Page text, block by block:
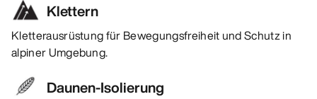
Klettern
Kletterausrüstung für Bewegungsfreiheit und Schutz in
alpiner Umgebung.
Daunen-Isolierung